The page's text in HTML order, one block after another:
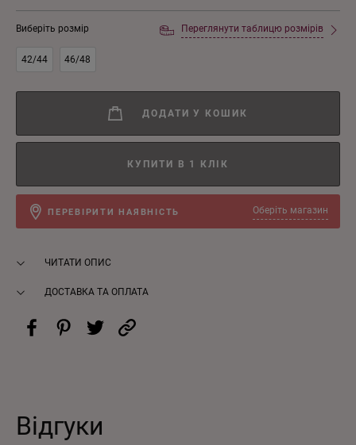
Виберіть розмір Переглянути таблицю розмірів
42/44 46/48
ДОДАТИ У КОШИК
КУПИТИ В 1 КЛІК
ПЕРЕВІРИТИ НАЯВНІСТЬ Оберіть магазин
ЧИТАТИ ОПИС
ДОСТАВКА ТА ОПЛАТА
Відгуки